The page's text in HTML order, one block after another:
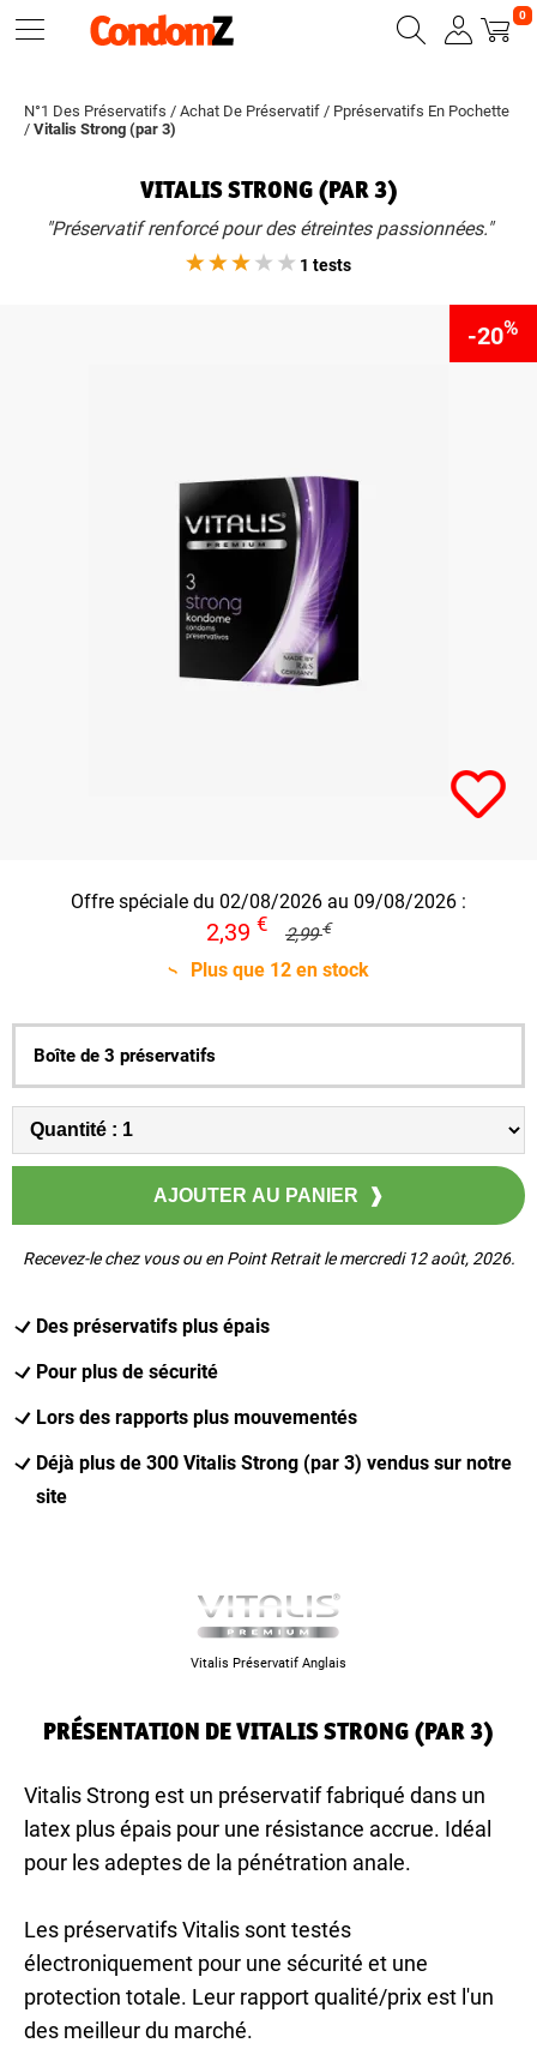
0
N°1 Des Préservatifs / Achat De Préservatif / Ppréservatifs En Pochette
/ Vitalis Strong (par 3)
VITALIS STRONG (PAR 3)
"Préservatif renforcé pour des étreintes passionnées."
1 tests
-20%
Offre spéciale du 02/08/2026 au 09/08/2026 :
2,39 € 2,99€
Plus que 12 en stock
Boîte de 3 préservatifs
Recevez-le chez vous ou en Point Retrait le mercredi 12 août, 2026.
Des préservatifs plus épais
Pour plus de sécurité
Lors des rapports plus mouvementés
Déjà plus de 300 Vitalis Strong (par 3) vendus sur notre
site
Vitalis Préservatif Anglais
PRÉSENTATION DE VITALIS STRONG (PAR 3)
Vitalis Strong est un préservatif fabriqué dans un
latex plus épais pour une résistance accrue. Idéal
pour les adeptes de la pénétration anale.
Les préservatifs Vitalis sont testés
électroniquement pour une sécurité et une
protection totale. Leur rapport qualité/prix est l'un
des meilleur du marché.